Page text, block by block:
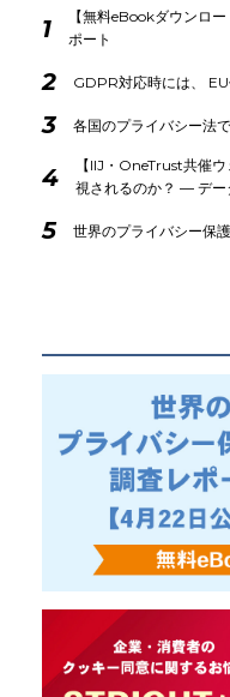
1
【無料eBookダウンロ
ポート
2 GDPR対応時には、
3 各国のプライバシー法
4
【IIJ・OneTrust共催
視されるのか？ ― デー
5 世界のプライバシー保